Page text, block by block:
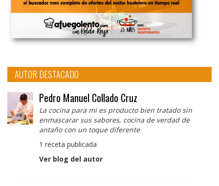
AUTOR DESTACADO
Pedro Manuel Collado Cruz
La cocina para mi es producto bien tratado sin
enmascarar sus sabores, cocina de verdad de
antaño con un toque diferente
1 receta publicada
Ver blog del autor